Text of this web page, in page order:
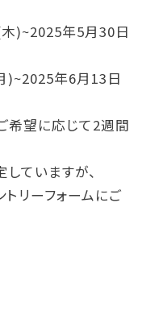
)~2025年5月30日
)~2025年6月13日
希望に応じて2週間
ていますが、
リーフォームにご